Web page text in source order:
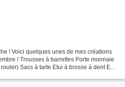
! Voici quelques unes de mes créations
! Trousses à barrettes Porte monnaie
Sacs à tarte Etui à brosse à dent Etui